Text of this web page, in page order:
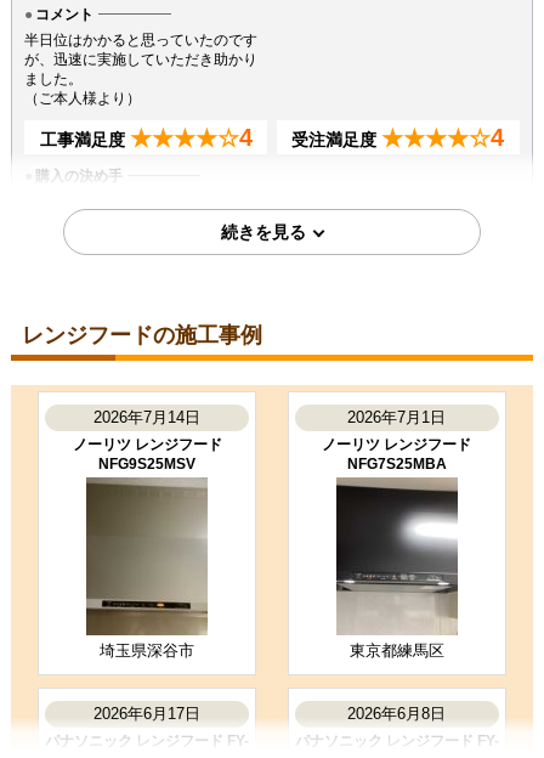
コメント
半日位はかかると思っていたのです
が、迅速に実施していただき助かり
ました。
（ご本人様より）
工事満足度 ★★★★☆4 受注満足度 ★★★★☆4
購入の決め手
サイトが見やすかった 商品選定がしやすかった
在庫があった
2026年3月14日
レンジフード工事のお客様
FY-9HGC5-K
コメント
事前にお電話いただき予定より早く
施工してもらえました。 お二方とも
受注満足度 ★★★★☆
購入の決め手
サイトが見やすかった 商品選定がしやすかった
レンジフードの施工事例
2026年7月14日
ノーリツ レンジフード
NFG9S25MSV
埼玉県深谷市
2026年7月1日
ノーリツ レンジフード
NFG7S25MBA
東京都練馬区
2026年6月17日
パナソニック レンジフード FY-
2026年6月8日
パナソニック レンジフード FY-